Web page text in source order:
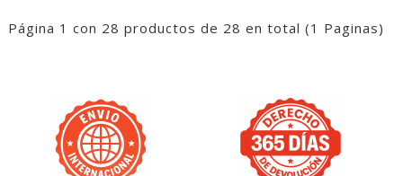
Página 1 con 28 productos de 28 en total (1 Paginas)